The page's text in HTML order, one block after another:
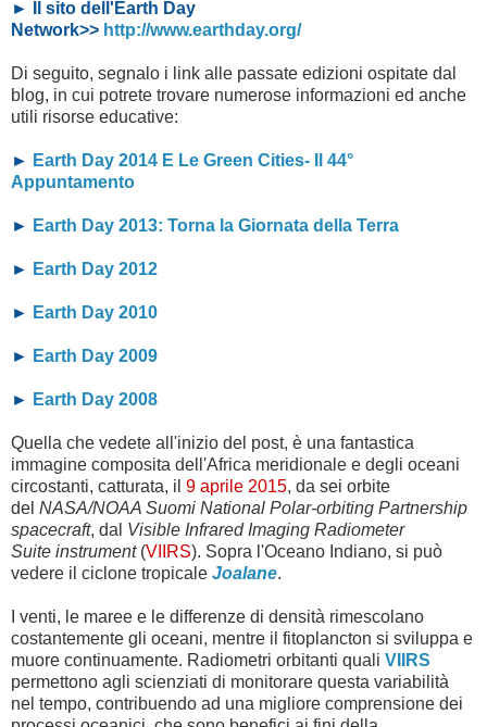
► Il sito dell'Earth Day
Network>> http://www.earthday.org/
Di seguito, segnalo i link alle passate edizioni ospitate dal
blog, in cui potrete trovare numerose informazioni ed anche
utili risorse educative:
► Earth Day 2014 E Le Green Cities- Il 44°
Appuntamento
► Earth Day 2013: Torna la Giornata della Terra
► Earth Day 2012
► Earth Day 2010
► Earth Day 2009
► Earth Day 2008
Quella che vedete all'inizio del post, è una fantastica
immagine composita dell'Africa meridionale e degli oceani
circostanti, catturata, il 9 aprile 2015, da sei orbite
del NASA/NOAA Suomi National Polar-orbiting Partnership
spacecraft, dal Visible Infrared Imaging Radiometer
Suite instrument(VIIRS). Sopra l'Oceano Indiano, si può
vedere i l ciclone tropicale Joalane.
I venti, le maree e le differenze di densità rimescolano
costantemente gli oceani, mentre il fitoplancton si sviluppa e
muore continuamente. Radiometri orbitanti quali VIIRS
permettono agli scienziati di monitorare questa variabilità
nel tempo, contribuendo ad una migliore comprensione dei